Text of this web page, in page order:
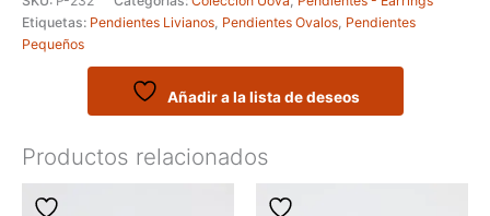
óvalos
-
Colección
Etiquetas: Pendientes Livianos, Pendientes Ovalos, Pendientes
Pequeños
Añadir a la lista de deseos
Productos relacionados